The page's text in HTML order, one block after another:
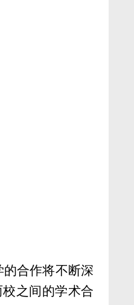
合作将不断深
之间的学术合